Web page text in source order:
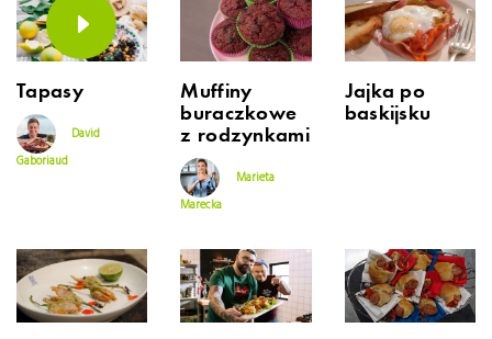
Tapasy
David
Gaboriaud
Muffiny
buraczkowe
z rodzynkami
Marieta
Marecka
Jajka po
baskijsku